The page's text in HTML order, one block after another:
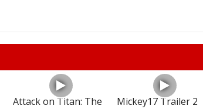
Attack on Titan: The
Mickey17 Trailer 2